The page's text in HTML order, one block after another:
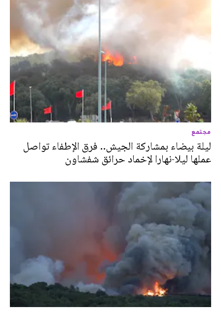
مجتمع
ليلة بيضاء بمشاركة الجيش.. فرق الإطفاء تواصل
عملها ليلا-نهارا لإخماد حرائق شفشاون